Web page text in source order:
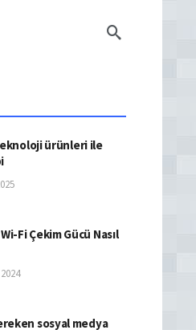
ürünleri ile
Fi Çekim Gücü Nasıl
sosyal medya